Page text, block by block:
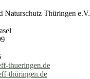
Naturschutz Thüringen e.V.
thueringen.de
thüringen.de